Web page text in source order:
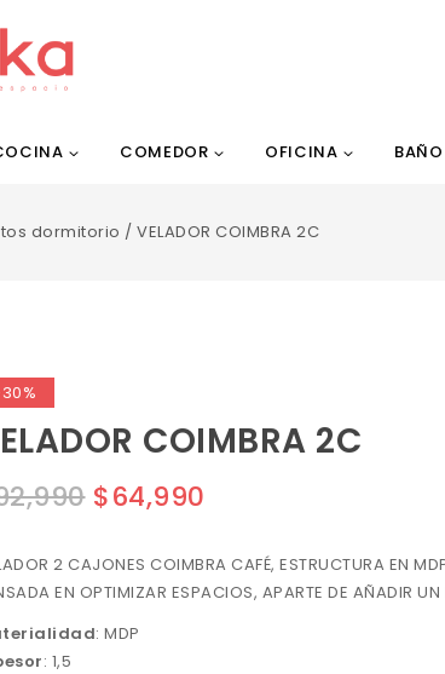
COMEDOR OFICINA BAÑO
dormitorio / VELADOR COIMBRA 2C
COIMBRA 2C
$64,990
2 CAJONES COIMBRA CAFÉ, ESTRUCTURA EN
EN OPTIMIZAR ESPACIOS, APARTE DE AÑADIR
: MDP
: 1,5